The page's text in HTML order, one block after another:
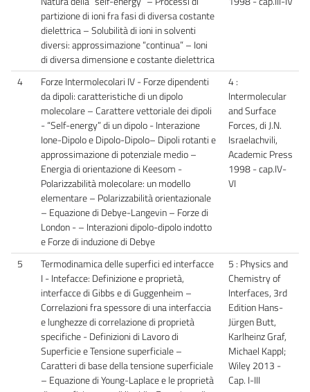
partizione di ioni fra fasi di diversa costante
dielettrica – Solubilità di ioni in solventi
diversi: approssimazione “continua” – Ioni
di diversa dimensione e costante dielettrica
4
Forze Intermolecolari IV - Forze dipendenti
da dipoli: caratteristiche di un dipolo
molecolare – Carattere vettoriale dei dipoli
- “Self-energy” di un dipolo - Interazione
Ione-Dipolo e Dipolo-Dipolo– Dipoli rotanti e
approssimazione di potenziale medio –
Energia di orientazione di Keesom -
Polarizzabilità molecolare: un modello
elementare – Polarizzabilità orientazionale
– Equazione di Debye-Langevin – Forze di
London - – Interazioni dipolo-dipolo indotto
e Forze di induzione di Debye
4 :
Intermolecular
and Surface
Forces, di J.N.
Israelachvili,
Academic Press
1998 - cap.IV-
VI
5
Termodinamica delle superfici ed interfacce
I - Intefacce: Definizione e proprietà,
interfacce di Gibbs e di Guggenheim –
Correlazioni fra spessore di una interfaccia
e lunghezze di correlazione di proprietà
specifiche - Definizioni di Lavoro di
Superficie e Tensione superficiale –
Caratteri di base della tensione superficiale
– Equazione di Young-Laplace e le proprietà
5 : Physics and
Chemistry of
Interfaces, 3rd
Edition Hans-
Jürgen Butt,
Karlheinz Graf,
Michael Kappl;
Wiley 2013 -
Cap. I-III